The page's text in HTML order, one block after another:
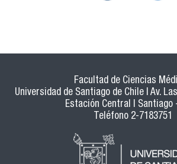
Facultad de Ciencias
Universidad de Santiago de Chile | Av.
Estación Central | Santiago
Teléfono 2-7183751